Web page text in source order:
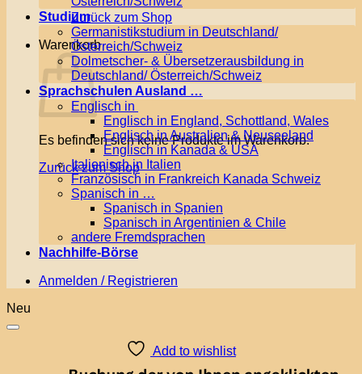
Zurück zum Shop
Warenkorb
Es befinden sich keine Produkte im Warenkorb.
Zurück zum Shop
Studium
Germanistikstudium in Deutschland/
Österreich/Schweiz
Dolmetscher- & Übersetzerausbildung in
Deutschland/ Österreich/Schweiz
Sprachschulen Ausland …
Englisch in
Englisch in England, Schottland, Wales
Englisch in Australien & Neuseeland
Englisch in Kanada & USA
Italienisch in Italien
Französisch in Frankreich Kanada Schweiz
Spanisch in …
Spanisch in Spanien
Spanisch in Argentinien & Chile
andere Fremdsprachen
Nachhilfe-Börse
Anmelden / Registrieren
Neu
Add to wishlist